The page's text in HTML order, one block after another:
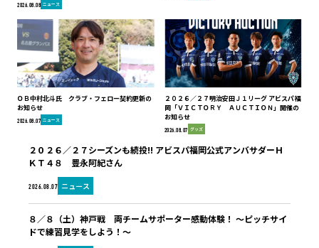
2026.08.08 ニュース
ＯＢ中村北斗氏 クラブ・フェロー契約更新の
お知らせ
2026.08.07 ニュース
２０２６／２７明治安田Ｊ１リーグ アビスパ福
岡「ＶＩＣＴＯＲＹ ＡＵＣＴＩＯＮ」開催の
お知らせ
2026.08.07 グッズ
2026.08.07 ニュース
２０２６／２７シーズンも続投!! アビスパ福岡公式アンバサダーＨ
ＫＴ４８ 豊永阿紀さん
８／８（土）神戸戦 両チームサポーター感動体験！ ～ピッチサイ
ドで練習見学をしよう！～